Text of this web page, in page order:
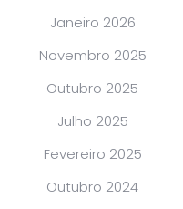
Janeiro 2026
Novembro 2025
Outubro 2025
Julho 2025
Fevereiro 2025
Outubro 2024